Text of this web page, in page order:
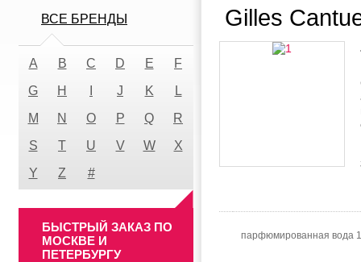
Gilles
парфюмированная вода
ВСЕ БРЕНДЫ
A B C D E
F
G
H J K
L
M
N O P Q
R
S
T U V W
X
Y
Z #
БЫСТРЫЙ ЗАКАЗ ПО
МОСКВЕ И
ПЕТЕРБУРГУ